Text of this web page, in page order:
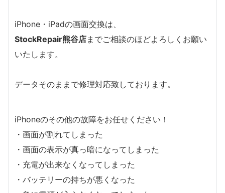
iPhone・iPadの画面交換は、
StockRepair熊谷店までご相談のほどよろしくお願い
いたします。
データそのままで修理対応致しております。
iPhoneのその他の故障をお任せください！
・画面が割れてしまった
・画面の表示が真っ暗になってしまった
・充電が出来なくなってしまった
・バッテリーの持ちが悪くなった